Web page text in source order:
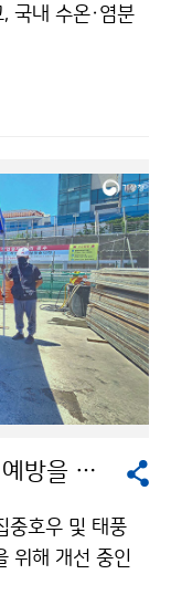
, 국내 수온·염분
이정환 기상청 차장, 호우 피해 예방을 위한 자연재해 위험개선지구 방문
중호우 및 태풍
위해 개선 중인